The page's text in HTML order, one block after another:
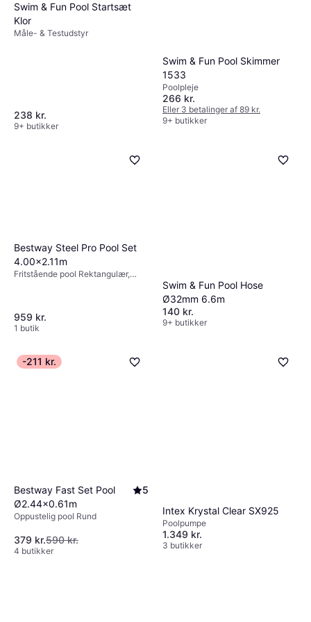
Swim & Fun Pool Startsæt
Klor
Måle- & Testudstyr
238 kr.
9+ butikker
Swim & Fun Pool Skimmer
1533
Poolpleje
266 kr.
Eller 3 betalinger af 89 kr.
9+ butikker
Bestway Steel Pro Pool Set
4.00x2.11m
Fritstående pool Rektangulær,
959 kr.
1 butik
Swim & Fun Pool Hose
Ø32mm 6.6m
140 kr.
9+ butikker
-211 kr.
Bestway Fast Set Pool
Ø2.44x0.61m
5
Oppustelig pool Rund
379 kr.590 kr.
4 butikker
Intex Krystal Clear SX925
Poolpumpe
1.349 kr.
3 butikker